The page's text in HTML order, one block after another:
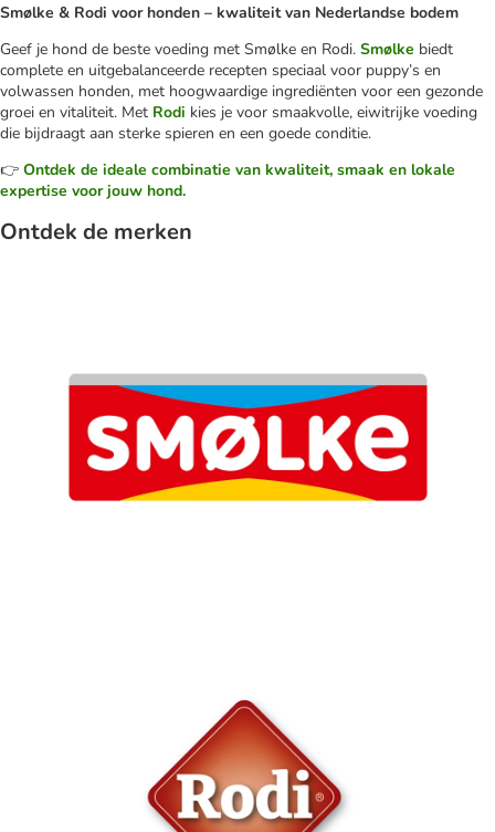
Smølke & Rodi voor honden – kwaliteit van Nederlandse bodem
Geef je hond de beste voeding met Smølke en Rodi. Smølke biedt
complete en uitgebalanceerde recepten speciaal voor puppy’s en
volwassen honden, met hoogwaardige ingrediënten voor een gezonde
groei en vitaliteit. Met Rodi kies je voor smaakvolle, eiwitrijke voeding
die bijdraagt aan sterke spieren en een goede conditie.
👉 Ontdek de ideale combinatie van kwaliteit, smaak en lokale
expertise voor jouw hond.
Ontdek de merken